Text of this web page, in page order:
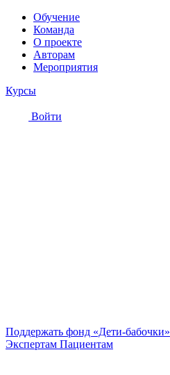
Обучение
Команда
О проекте
Авторам
Мероприятия
Курсы
Войти
Поддержать фонд «Дети-бабочки»
Экспертам Пациентам